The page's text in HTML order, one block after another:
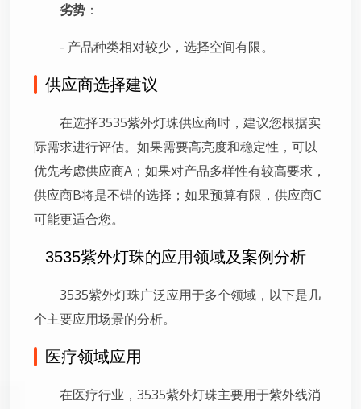
劣势 ：
- 产品种类相对较少，选择空间有限。
供应商选择建议
在选择3535紫外灯珠供应商时，建议您根据实
际需求进行评估。如果需要高亮度和稳定性，可以
优先考虑供应商A；如果对产品多样性有较高要求，
供应商B将是不错的选择；如果预算有限，供应商C
可能更适合您。
3535紫外灯珠的应用领域及案例分析
3535紫外灯珠广泛应用于多个领域，以下是几
个主要应用场景的分析。
医疗领域应用
在医疗行业，3535紫外灯珠主要用于紫外线消